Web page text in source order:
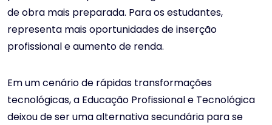
de obra mais preparada. Para os estudantes,
representa mais oportunidades de inserção
profissional e aumento de renda.
Em um cenário de rápidas transformações
tecnológicas, a Educação Profissional e Tecnológica
deixou de ser uma alternativa secundária para se